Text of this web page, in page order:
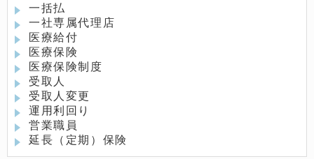
一括払
一社専属代理店
医療給付
医療保険
医療保険制度
受取人
受取人変更
運用利回り
営業職員
延長（定期）保険